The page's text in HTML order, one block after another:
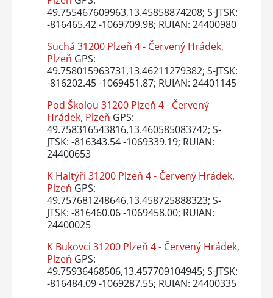
49.755467609963,13.45858874208; S-JTSK:
-816465.42 -1069709.98; RUIAN: 24400980
Suchá 31200 Plzeň 4 - Červený Hrádek,
Plzeň GPS:
49.758015963731,13.46211279382; S-JTSK:
-816202.45 -1069451.87; RUIAN: 24401145
Pod Školou 31200 Plzeň 4 - Červený
Hrádek, Plzeň GPS:
49.758316543816,13.460585083742; S-
JTSK: -816343.54 -1069339.19; RUIAN:
24400653
K Haltýři 31200 Plzeň 4 - Červený Hrádek,
Plzeň GPS:
49.757681248646,13.458725888323; S-
JTSK: -816460.06 -1069458.00; RUIAN:
24400025
K Bukovci 31200 Plzeň 4 - Červený Hrádek,
Plzeň GPS:
49.75936468506,13.457709104945; S-JTSK:
-816484.09 -1069287.55; RUIAN: 24400335